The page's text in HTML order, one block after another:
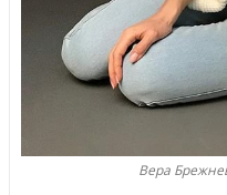
Вера